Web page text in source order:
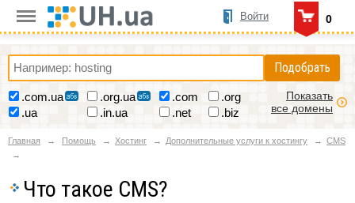
0
Войти
Подобрать
.com.ua .org.ua .com
.org
.ua
.in.ua .net .biz
Показать
все домены
Главная Помощь Хостинг Дополнительные услуги к хостингу CMS
Что такое CMS?